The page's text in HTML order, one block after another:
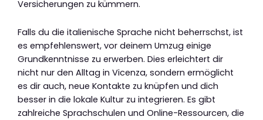
Versicherungen zu kümmern.
Falls du die italienische Sprache nicht beherrschst, ist
es empfehlenswert, vor deinem Umzug einige
Grundkenntnisse zu erwerben. Dies erleichtert dir
nicht nur den Alltag in Vicenza, sondern ermöglicht
es dir auch, neue Kontakte zu knüpfen und dich
besser in die lokale Kultur zu integrieren. Es gibt
zahlreiche Sprachschulen und Online-Ressourcen, die